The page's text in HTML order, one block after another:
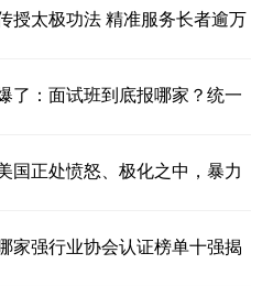
授太极功法 精准服务长者逾万
了：面试班到底报哪家？统一
国正处愤怒、极化之中，暴力
家强行业协会认证榜单十强揭